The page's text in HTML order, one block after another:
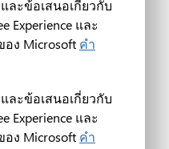
ละข้อเสนอเกี่ยวกับ
Experience และ
ง Microsoft คำ
ละข้อเสนอเกี่ยวกับ
Experience และ
ง Microsoft คำ